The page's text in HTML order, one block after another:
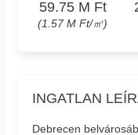
59.75 M Ft
(1.57 M Ft/㎡)
INGATLAN
Debrecen